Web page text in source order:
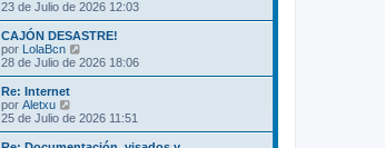
j
e
e
s
a
j
e
t
m
o
m
e
j
e
e
r
ú
l
t
m
o
m
e
23 de Julio de 2026 12:03
CAJÓN DESASTRE!
por LolaBcn
e
r
t
m
28 de Julio de 2026 18:06
Re: Internet
por Aletxu
e
r
ú
25 de Julio de 2026 11:51